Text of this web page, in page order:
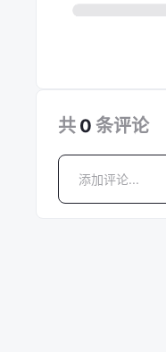
共 0 条评论